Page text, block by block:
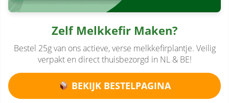
Zelf Melkkefir Maken?
Bestel 25g van ons actieve, verse melkkefirplantje. Veilig
verpakt en direct thuisbezorgd in NL & BE!
BEKIJK BESTELPAGINA